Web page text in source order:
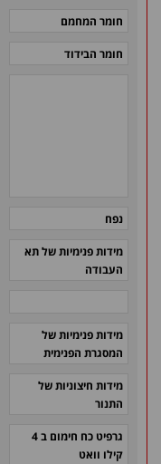
חומר המחמם
חומר הבידוד
נפח
מידות פנימיות של תא
העבודה
מידות פנימיות של
המסגרת הפנימית
מידות חיצוניות של
התנור
גרפיט כח חימום ב 4
קילו וואט